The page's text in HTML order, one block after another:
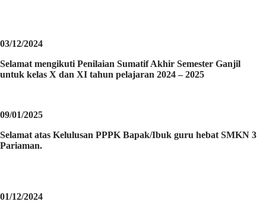
03/12/2024
Selamat mengikuti Penilaian Sumatif Akhir Semester Ganjil
untuk kelas X dan XI tahun pelajaran 2024 – 2025
09/01/2025
Selamat atas Kelulusan PPPK Bapak/Ibuk guru hebat SMKN 3
Pariaman.
01/12/2024